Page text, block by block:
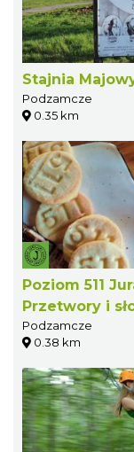
Stajnia
Podzamcze
0.35 km
Poziom 511
Przetwory i
owocowo-
Podzamcze
0.38 km